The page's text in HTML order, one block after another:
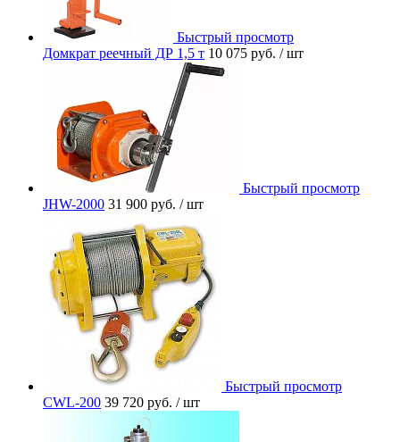
Быстрый просмотр
Домкрат реечный ДР 1,5 т 10 075 руб. / шт
Быстрый просмотр
JHW-2000 31 900 руб. / шт
Быстрый просмотр
CWL-200 39 720 руб. / шт